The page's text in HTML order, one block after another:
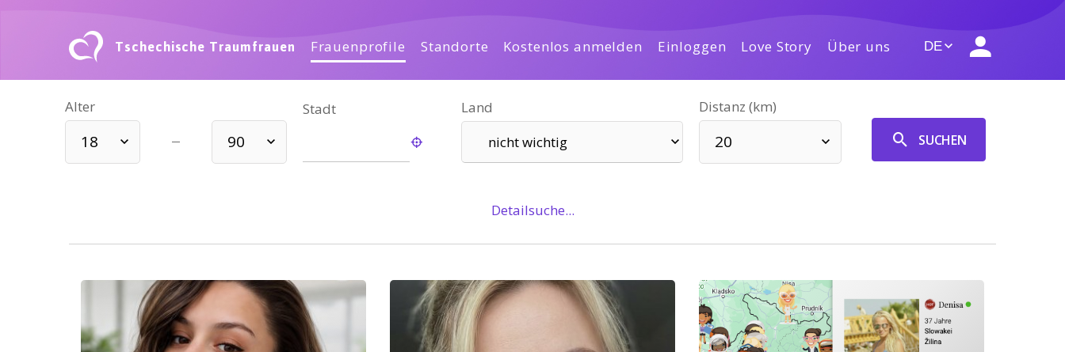
Tschechische Traumfrauen Frauenprofile Standorte Kostenlos anmelden Einloggen Love Story Über uns DE
Alter
18 90
Stadt
Land
nicht wichtig
Distanz (km)
20 SUCHEN
Detailsuche...